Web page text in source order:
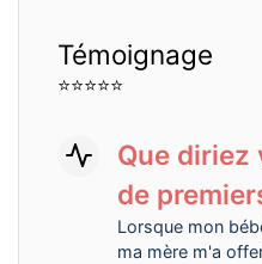
Témoignage
⭐⭐⭐⭐⭐
Que diriez
de
Lorsque mon
ma mère m'a